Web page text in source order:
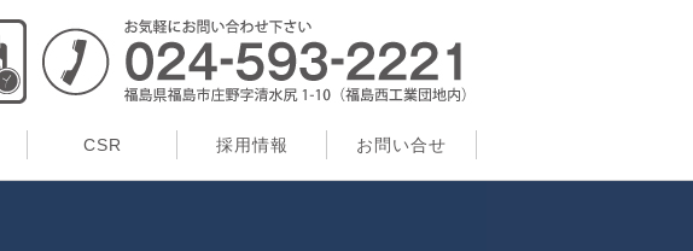
CSR 採用情報 お問い合せ